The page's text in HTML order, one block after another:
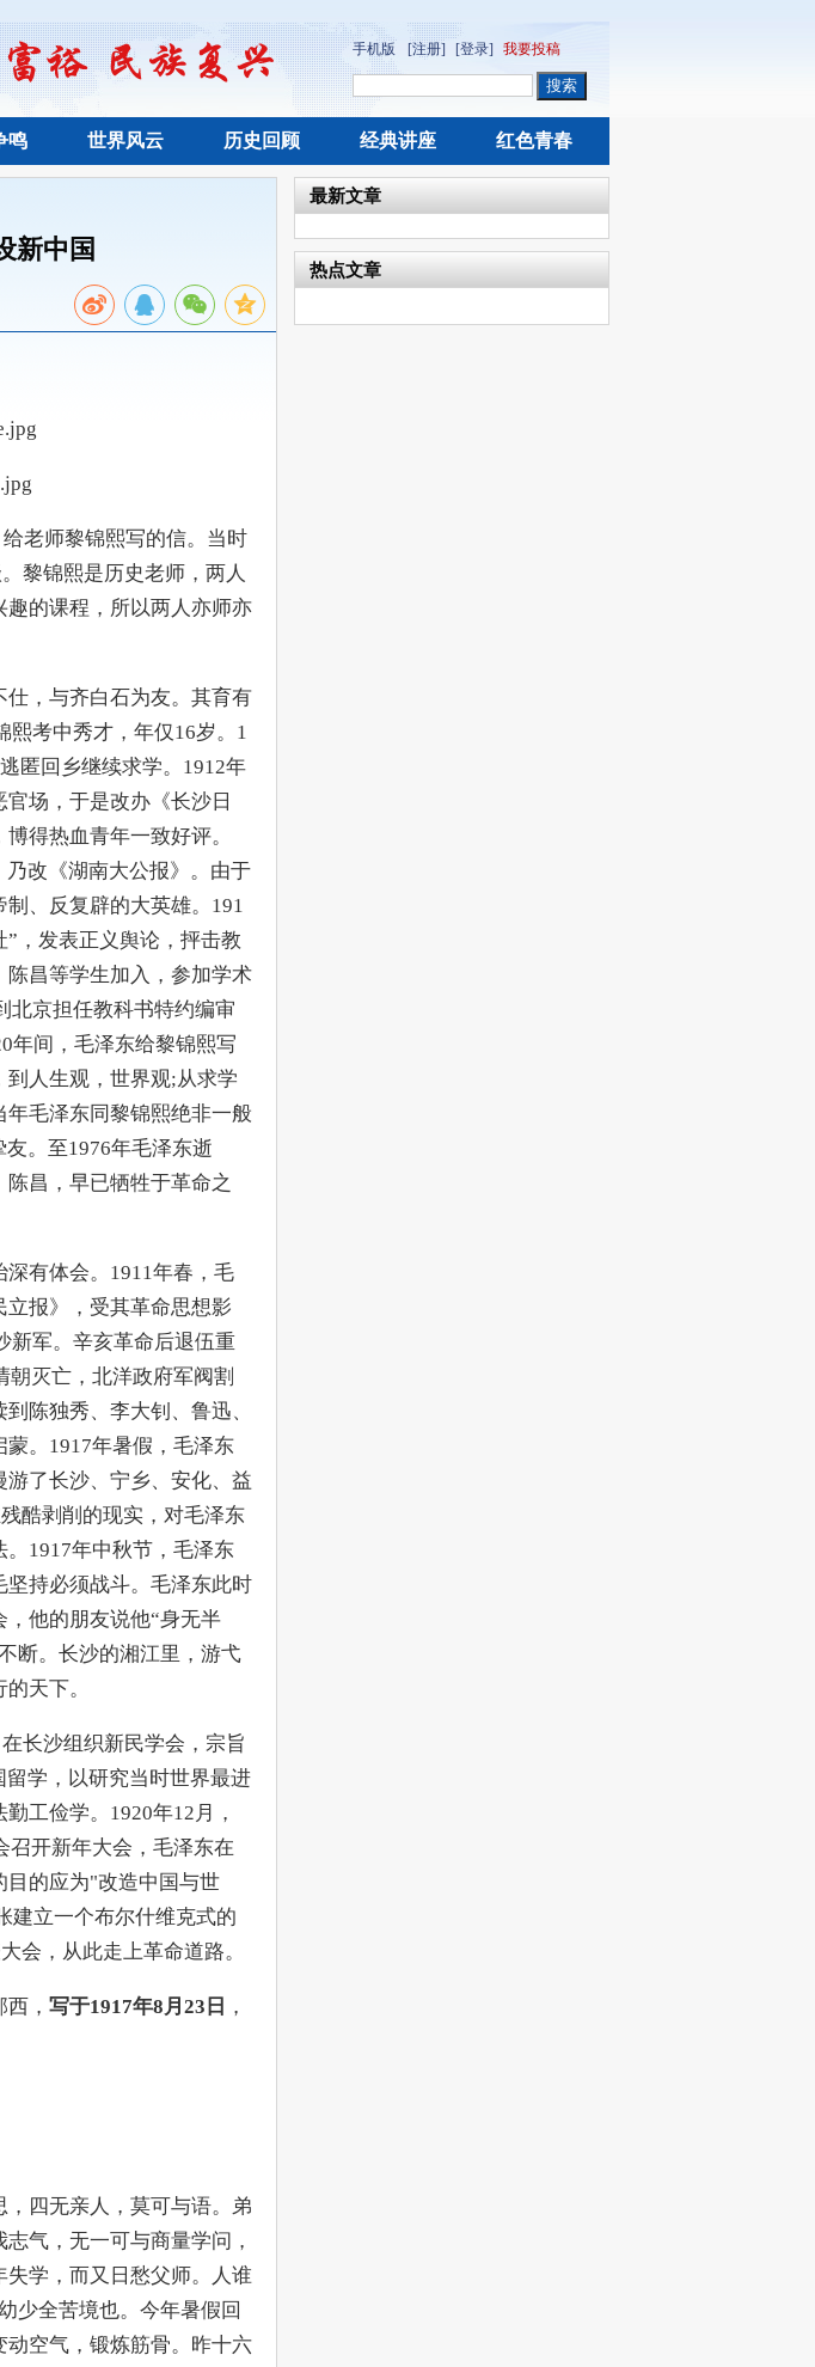
手机版 [注册] [登录] 我要投稿
鸣 世界风云 历史回顾 经典讲座 红色青春
新中国
老师黎锦熙写的信。当时
黎锦熙是历史老师，两人
的课程，所以两人亦师亦
，与齐白石为友。其育有
熙考中秀才，年仅16岁。1
匿回乡继续求学。1912年
场，于是改办《长沙日
得热血青年一致好评。
乃改《湖南大公报》。由于
、反复辟的大英雄。191
，发表正义舆论，抨击教
昌等学生加入，参加学术
北京担任教科书特约编审
年间，毛泽东给黎锦熙写
人生观，世界观;从求学
毛泽东同黎锦熙绝非一般
。至1976年毛泽东逝
昌，早已牺牲于革命之
有体会。1911年春，毛
报》，受其革命思想影
新军。辛亥革命后退伍重
朝灭亡，北洋政府军阀割
陈独秀、李大钊、鲁迅、
。1917年暑假，毛泽东
了长沙、宁乡、安化、益
酷剥削的现实，对毛泽东
1917年中秋节，毛泽东
持必须战斗。毛泽东此时
他的朋友说他“身无半
断。长沙的湘江里，游弋
天下。
长沙组织新民学会，宗旨
学，以研究当时世界最进
工俭学。1920年12月，
召开新年大会，毛泽东在
目的应为"改造中国与世
建立一个布尔什维克式的
会，从此走上革命道路。
， 写于1917年8月23日 ，
四无亲人，莫可与语。弟
气，无一可与商量学问，
学，而又日愁父师。人谁
少全苦境也。今年暑假回
空气，锻炼筋骨。昨十六
最新文章
热点文章